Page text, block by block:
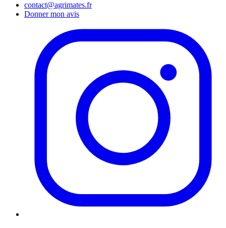
contact@agrimates.fr
Donner mon avis